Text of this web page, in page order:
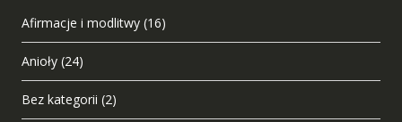
Afirmacje i modlitwy (16)
Anioły (24)
Bez kategorii (2)